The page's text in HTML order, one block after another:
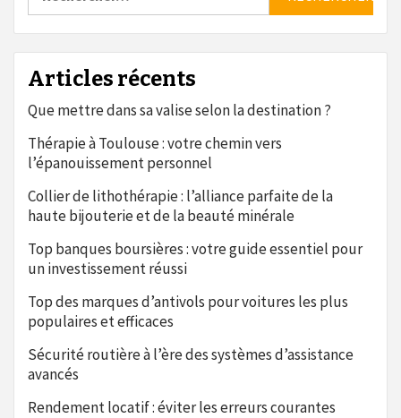
Articles récents
Que mettre dans sa valise selon la destination ?
Thérapie à Toulouse : votre chemin vers
l’épanouissement personnel
Collier de lithothérapie : l’alliance parfaite de la
haute bijouterie et de la beauté minérale
Top banques boursières : votre guide essentiel pour
un investissement réussi
Top des marques d’antivols pour voitures les plus
populaires et efficaces
Sécurité routière à l’ère des systèmes d’assistance
avancés
Rendement locatif : éviter les erreurs courantes